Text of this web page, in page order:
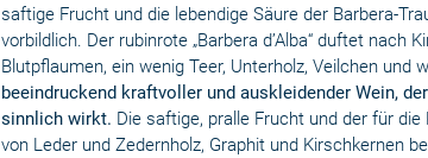
saftige Frucht und die lebendige Säure der Barbera-
vorbildlich. Der rubinrote „Barbera d’Alba“ duftet nach
Blutpflaumen, ein wenig Teer, Unterholz, Veilchen
beeindruckend kraftvoller und auskleidender Wein,
sinnlich wirkt. Die saftige, pralle Frucht und der für
von Leder und Zedernholz, Graphit und Kirschkernen